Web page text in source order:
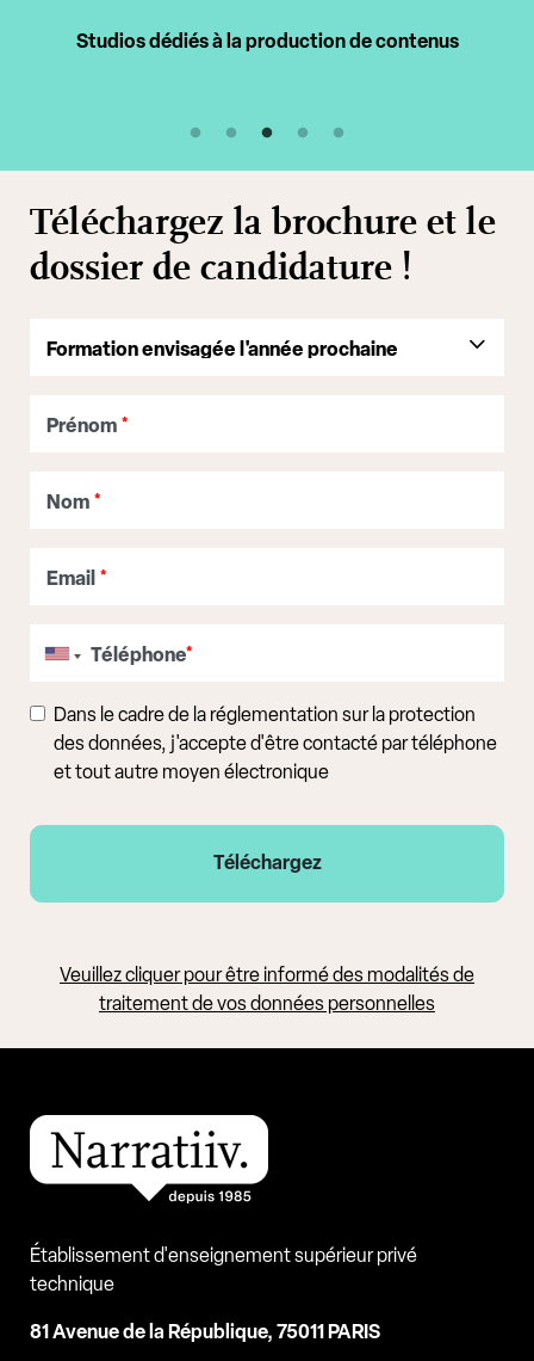
Intervenants professionnels
Téléchargez la brochure et le
dossier de candidature !
Prénom *
Nom *
Email *
Téléphone*
Dans le cadre de la réglementation sur la protection
des données, j'accepte d'être contacté par téléphone
et tout autre moyen électronique
Veuillez cliquer pour être informé des modalités de
traitement de vos données personnelles
Établissement d'enseignement supérieur privé
technique
81 Avenue de la République, 75011 PARIS